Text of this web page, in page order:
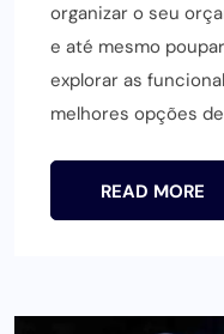
organizar o seu
e até mesmo
explorar as
melhores opções
READ MORE